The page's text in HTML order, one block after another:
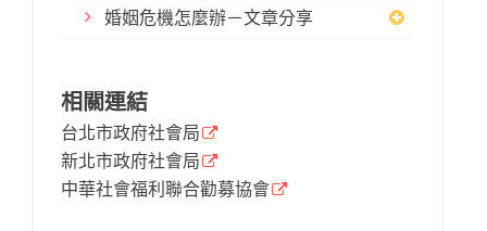
婚姻危機怎麼辦－文章分享
相關連結
台北市政府社會局
新北市政府社會局
中華社會福利聯合勸募協會